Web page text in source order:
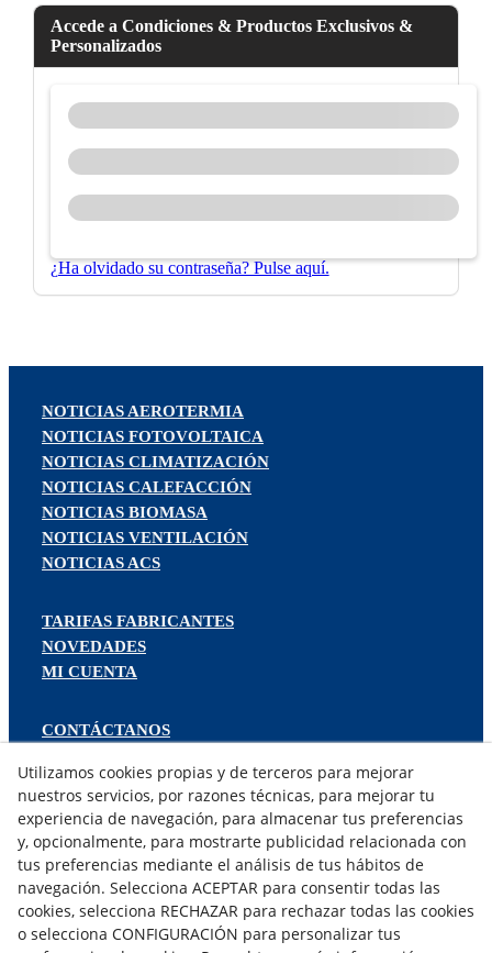
Accede a Condiciones & Productos Exclusivos &
Personalizados
¿Ha olvidado su contraseña? Pulse aquí.
NOTICIAS AEROTERMIA
NOTICIAS FOTOVOLTAICA
NOTICIAS CLIMATIZACIÓN
NOTICIAS CALEFACCIÓN
NOTICIAS BIOMASA
NOTICIAS VENTILACIÓN
NOTICIAS ACS
TARIFAS FABRICANTES
NOVEDADES
MI CUENTA
CONTÁCTANOS
TRABAJA CON NOSOTROS
¿QUIENES SOMOS?
AVISO LEGAL
POLÍTICA DE COOKIES
POLÍTICA DE PRIVACIDAD
DERECHO DESISITIMIENTO
Utilizamos cookies propias y de terceros para mejorar
nuestros servicios, por razones técnicas, para mejorar tu
experiencia de navegación, para almacenar tus preferencias
y, opcionalmente, para mostrarte publicidad relacionada con
tus preferencias mediante el análisis de tus hábitos de
navegación. Selecciona ACEPTAR para consentir todas las
cookies, selecciona RECHAZAR para rechazar todas las cookies
o selecciona CONFIGURACIÓN para personalizar tus